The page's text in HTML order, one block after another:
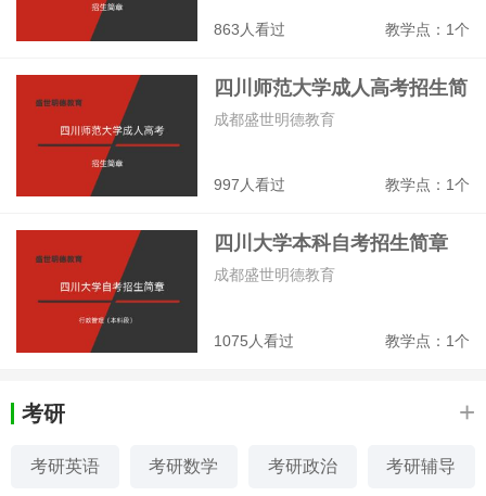
863人看过 教学点：1个
四川师范大学成人高考招生简
章
997人看过 教学点：1个
成都盛世明德教育
四川大学本科自考招生简章
1075人看过 教学点：1个
成都盛世明德教育
考研 +
考研英语 考研数学 考研政治 考研辅导